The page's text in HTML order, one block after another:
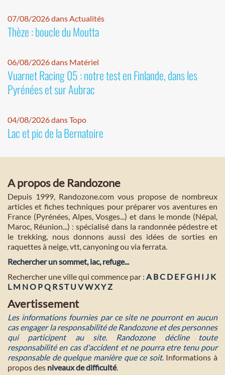
07/08/2026 dans Actualités
Thèze : boucle du Moutta
06/08/2026 dans Matériel
Vuarnet Racing 05 : notre test en Finlande, dans les
Pyrénées et sur Aubrac
04/08/2026 dans Topo
Lac et pic de la Bernatoire
A propos de Randozone
Depuis 1999, Randozone.com vous propose de nombreux
articles et fiches techniques pour préparer vos aventures en
France (Pyrénées, Alpes, Vosges...) et dans le monde (Népal,
Maroc, Réunion...) : spécialisé dans la randonnée pédestre et
le trekking, nous donnons aussi des idées de sorties en
raquettes à neige, vtt, canyoning ou via ferrata.
Rechercher un sommet, lac, refuge...
Rechercher une ville qui commence par : A BC D E FG H I J K
L M NO PQ RST U VWXYZ
Avertissement
Les informations fournies par ce site ne pourront en aucun
cas engager la responsabilité de Randozone et des personnes
qui participent au site. Randozone décline toute
responsabilité en cas d'accident et ne pourra etre tenu pour
responsable de quelque manière que ce soit. Informations à
propos des niveaux de difficulté.